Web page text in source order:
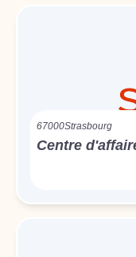
67000Strasbourg
Centre